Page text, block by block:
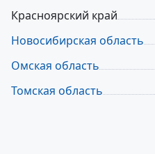
Красноярский край
Новосибирская область
Омская область
Томская область